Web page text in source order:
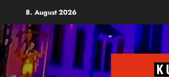
springen
8. August 2026